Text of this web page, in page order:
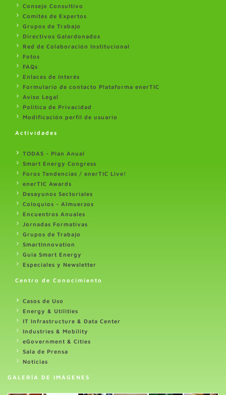
Consejo Consultivo
Comités de Expertos
Grupos de Trabajo
Directivos Galardonados
Red de Colaboración Institucional
Fotos
FAQs
Enlaces de Interés
Formulario de contacto Plataforma enerTIC
Aviso Legal
Politica de Privacidad
Modificación perfil de usuario
Actividades
TODAS - Plan Anual
Smart Energy Congress
Foros Tendencias / enerTIC Live!
enerTIC Awards
Desayunos Sectoriales
Coloquios - Almuerzos
Encuentros Anuales
Jornadas Formativas
Grupos de Trabajo
SmartInnovation
Guia Smart Energy
Especiales y Newsletter
Centro de Conocimiento
Casos de Uso
Energy & Utilities
IT Infrastructure & Data Center
Industries & Mobility
eGovernment & Cities
Sala de Prensa
Noticias
GALERÍA DE IMÁGENES